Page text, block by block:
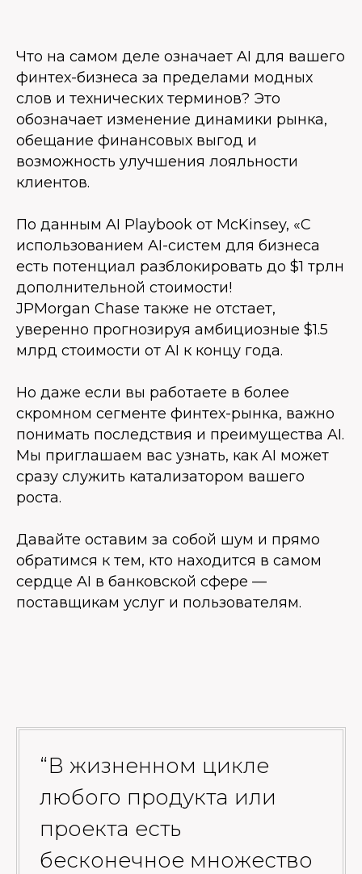
Что на самом деле означает AI для вашего
финтех-бизнеса за пределами модных
слов и технических терминов? Это
обозначает изменение динамики рынка,
обещание финансовых выгод и
возможность улучшения лояльности
клиентов.
По данным AI Playbook от McKinsey, «С
использованием AI-систем для бизнеса
есть потенциал разблокировать до $1 трлн
дополнительной стоимости!
JPMorgan Chase также не отстает,
уверенно прогнозируя амбициозные $1.5
млрд стоимости от AI к концу года.
Но даже если вы работаете в более
скромном сегменте финтех-рынка, важно
понимать последствия и преимущества AI.
Мы приглашаем вас узнать, как AI может
сразу служить катализатором вашего
роста.
Давайте оставим за собой шум и прямо
обратимся к тем, кто находится в самом
сердце AI в банковской сфере —
поставщикам услуг и пользователям.
“В жизненном цикле
любого продукта или
проекта есть
бесконечное множество